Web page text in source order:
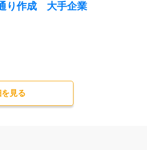
り作成 大手企業
⾒る